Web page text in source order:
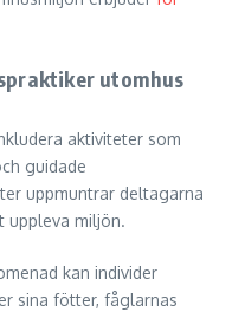
utomhus
aktiviteter som
guidade
uppmuntrar deltagarna
uppleva miljön.
kan individer
sina fötter, fåglarnas